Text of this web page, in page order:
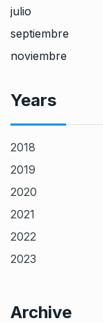
julio
septiembre
noviembre
Years
2018
2019
2020
2021
2022
2023
Archive